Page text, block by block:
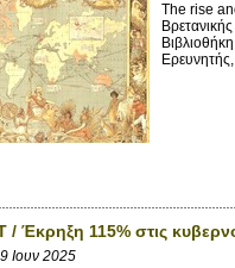
The rise
/ Έκρηξη 115% στις
Ιουν 2025